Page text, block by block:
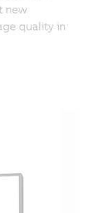
new
quality in